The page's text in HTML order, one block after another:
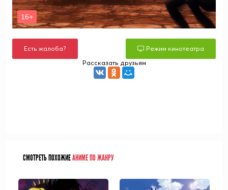
Есть жалоба?
Режим кинотеатра
Рассказать друзьям
СМОТРЕТЬ ПОХОЖИЕАНИМЕ ПО ЖАНРУ